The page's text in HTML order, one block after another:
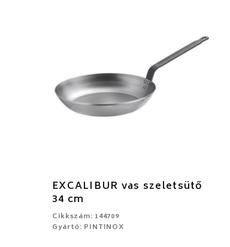
EXCALIBUR vas szeletsütő
34 cm
Cikkszám: 144709
Gyártó: PINTINOX